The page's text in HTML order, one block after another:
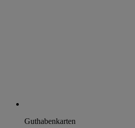
Guthabenkarten